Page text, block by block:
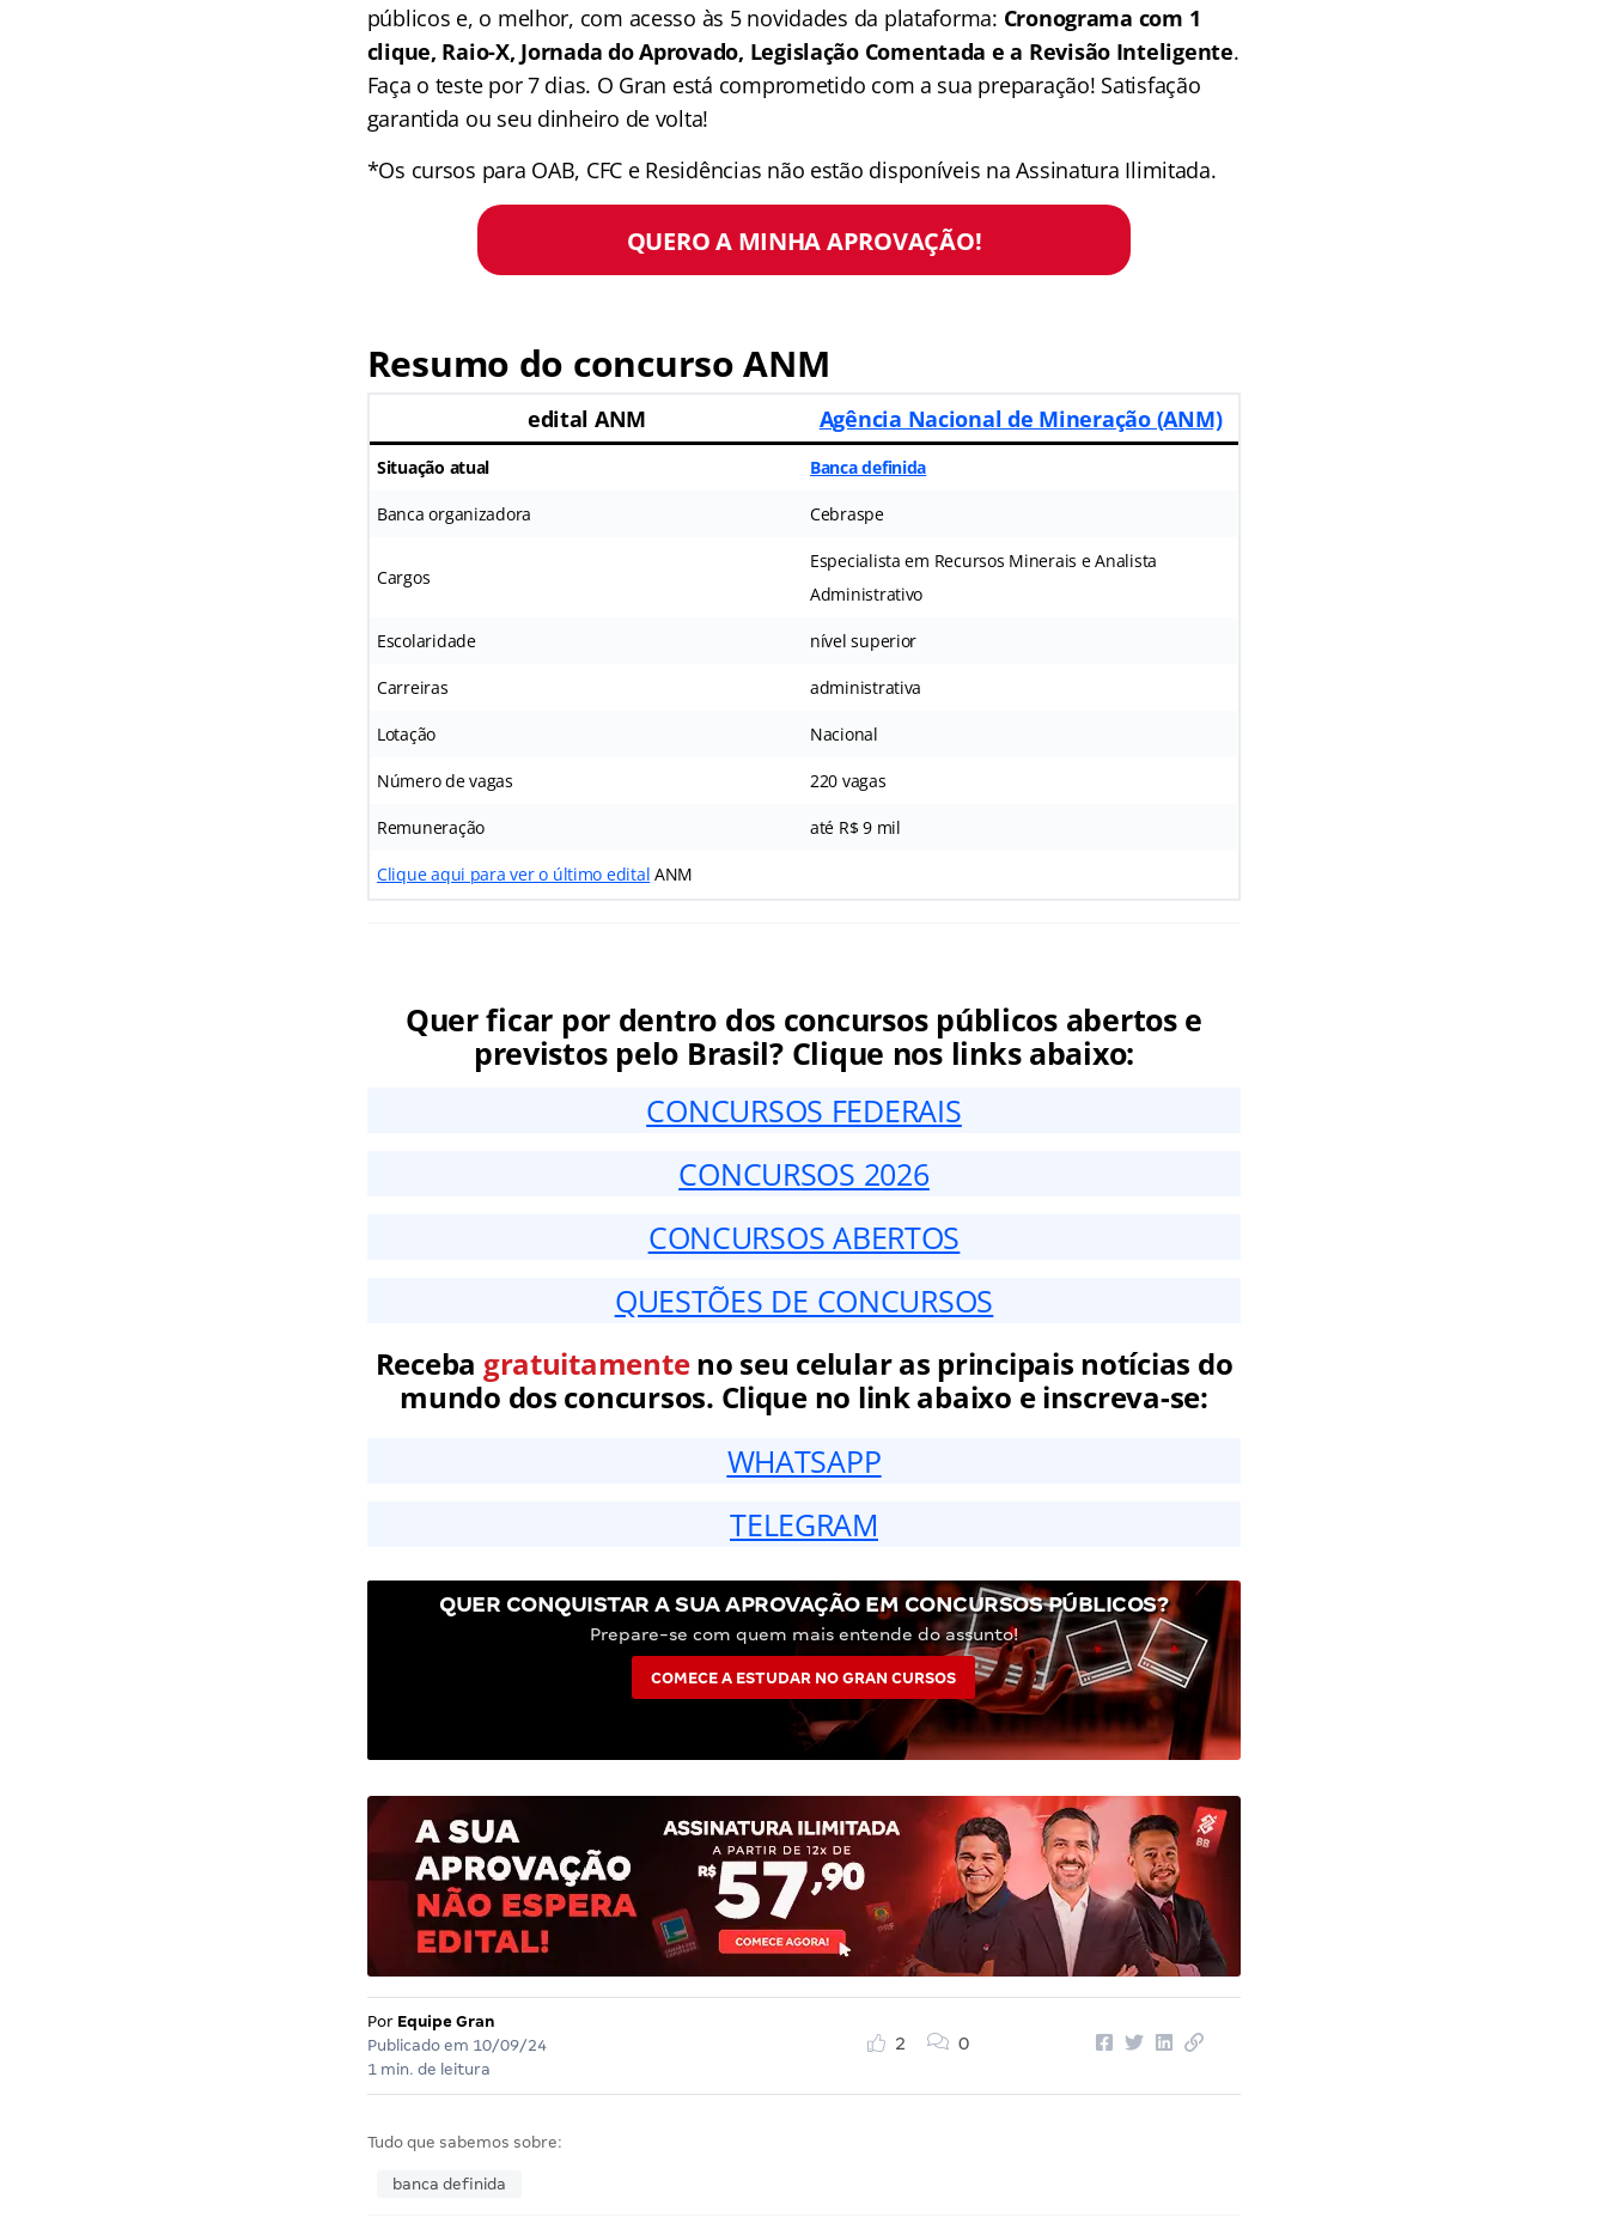
públicos e, o melhor, com acesso às 5 novidades da plataforma: Cronograma com 1
clique, Raio-X, Jornada do Aprovado, Legislação Comentada e a Revisão Inteligente.
Faça o teste por 7 dias. O Gran está comprometido com a sua preparação! Satisfação
garantida ou seu dinheiro de volta!
*Os cursos para OAB, CFC e Residências não estão disponíveis na Assinatura Ilimitada.
QUERO A MINHA APROVAÇÃO!
Resumo do concurso ANM
edital ANM Agência Nacional de Mineração (ANM)
Situação atual Banca definida
Banca organizadora Cebraspe
Cargos
Especialista em Recursos Minerais e Analista
Administrativo
Escolaridade nível superior
Carreiras administrativa
Lotação Nacional
Número de vagas 220 vagas
Remuneração até R$ 9 mil
Clique aqui para ver o último edital ANM
Quer ficar por dentro dos concursos públicos abertos e
previstos pelo Brasil? Clique nos links abaixo:
CONCURSOS FEDERAIS
CONCURSOS 2026
CONCURSOS ABERTOS
QUESTÕES DE CONCURSOS
Receba gratuitamenteno seu celular as principais notícias do
mundo dos concursos. Clique no link abaixo e inscreva-se:
WHATSAPP
TELEGRAM
QUER CONQUISTAR A SUA APROVAÇÃO EM CONCURSOS PÚBLICOS?
Prepare-se com quem mais entende do assunto!
COMECE A ESTUDAR NO GRAN CURSOS
Por Equipe Gran
Publicado em 10/09/24
1 min. de leitura
2 0
Tudo que sabemos sobre:
banca definida